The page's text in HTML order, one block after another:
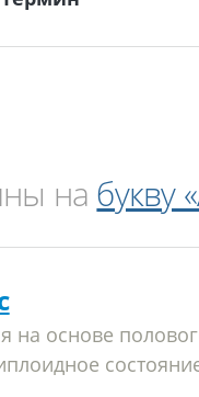
на букву
на основе